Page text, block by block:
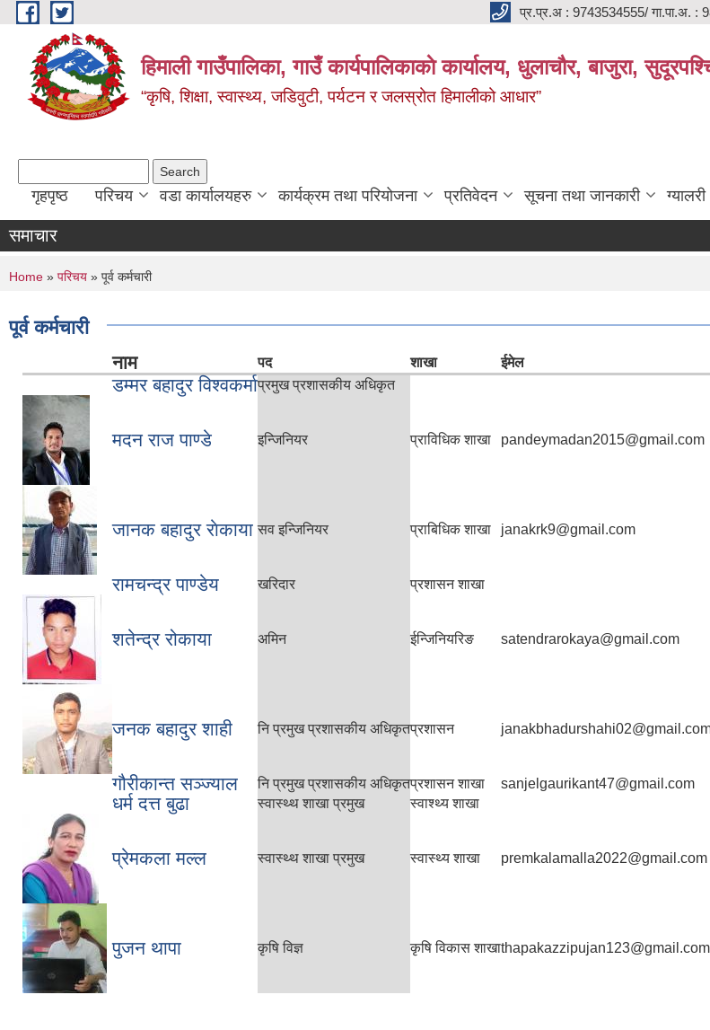
Skip to main content प्र.प्र.अ : 9743534555/ गा.पा.अ. :
हिमाली गाउँपालिका, गाउँ कार्यपालिकाकाे कार्यालय, धुलाचौर, बाजुरा,
“कृषि, शिक्षा, स्वास्थ्य, जडिवुटी, पर्यटन र जलस्रोत हिमालीको आधार”
गृहपृष्ठ परिचय वडा कार्यालयहरु कार्यक्रम तथा परियोजना प्रतिवेदन सूचना तथा जानकारी ग्यालरी
समाचार
You are here
Home » परिचय » पूर्व कर्मचारी
पूर्व कर्मचारी
नाम पद शाखा ईमेल
डम्मर बहादुर विश्वकर्माप्रमुख प्रशासकीय अधिकृत
मदन राज पाण्डे इन्जिनियर प्राविधिक शाखा pandeymadan2015@gmail.com
जानक बहादुर राेकाया सव इन्जिनियर प्राबिधिक शाखा janakrk9@gmail.com
रामचन्द्र पाण्डेय खरिदार प्रशासन शाखा
शतेन्द्र रोकाया अमिन ईन्जिनियरिङ satendrarokaya@gmail.com
जनक बहादुर शाही नि प्रमुख प्रशासकीय अधिकृतप्रशासन
गौरीकान्त सञ्ज्याल नि प्रमुख प्रशासकीय अधिकृतप्रशासन शाखा sanjelgaurikant47@gmail.com
धर्म दत्त बुढा स्वास्थ्थ शाखा प्रमुख स्वाश्थ्य शाखा
प्रेमकला मल्ल स्वास्थ्थ शाखा प्रमुख स्वास्थ्य शाखा premkalamalla2022@gmail.com
पुजन थापा कृषि विज्ञ कृषि विकास शाखाthapakazzipujan123@gmail.com